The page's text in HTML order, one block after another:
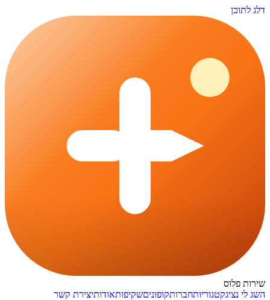
דלג לתוכן
שירות פלוס
השג לי נציגקטגוריותחברותקופוניםשקיפותאודותיצירת קשר